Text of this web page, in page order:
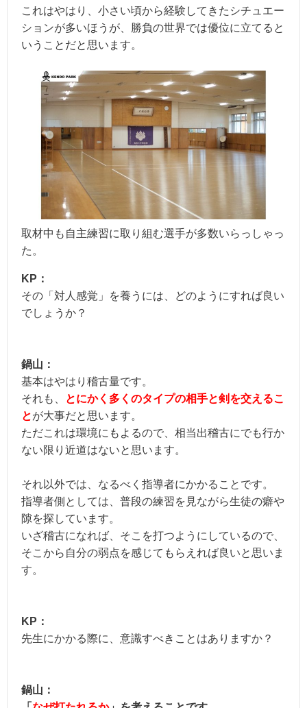
これはやはり、小さい頃から経験してきたシチュエー
ションが多いほうが、勝負の世界では優位に立てると
いうことだと思います。
取材中も自主練習に取り組む選手が多数いらっしゃっ
た。
KP：
その「対人感覚」を養うには、どのようにすれば良い
でしょうか？
鍋山：
基本はやはり稽古量です。
それも、
とにかく多くのタイプの相手と剣を交えるこ
とが大事だと思います。
ただこれは環境にもよるので、相当出稽古にでも行か
ない限り近道はないと思います。
それ以外では、なるべく指導者にかかることです。
指導者側としては、普段の練習を見ながら生徒の癖や
隙を探しています。
いざ稽古になれば、そこを打つようにしているので、
そこから自分の弱点を感じてもらえれば良いと思いま
す。
KP：
先生にかかる際に、意識すべきことはありますか？
鍋山：